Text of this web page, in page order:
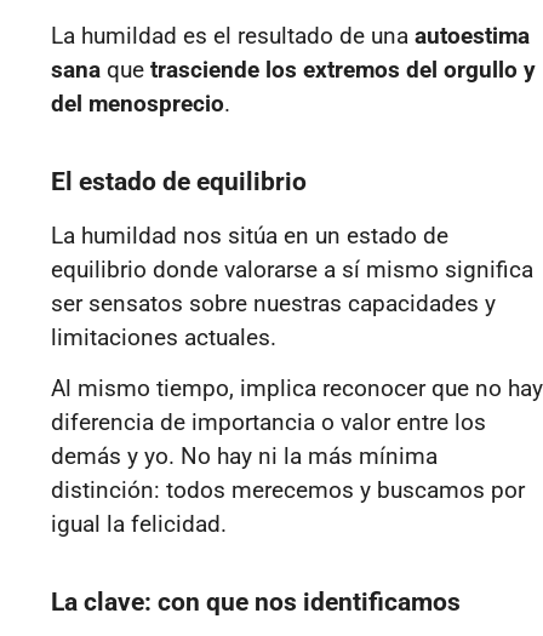
La humildad es el resultado de una autoestima
sana que trasciende los extremos del orgullo y
del menosprecio.
El estado de equilibrio
La humildad nos sitúa en un estado de
equilibrio donde valorarse a sí mismo significa
ser sensatos sobre nuestras capacidades y
limitaciones actuales.
Al mismo tiempo, implica reconocer que no hay
diferencia de importancia o valor entre los
demás y yo. No hay ni la más mínima
distinción: todos merecemos y buscamos por
igual la felicidad.
La clave: con que nos identificamos